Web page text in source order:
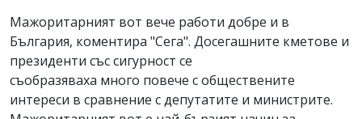
Мажоритарният вот вече работи добре и в
България, коментира "Сега". Досегашните кметове и
президенти със сигурност се
съобразяваха много повече с обществените
интереси в сравнение с депутатите и министрите.